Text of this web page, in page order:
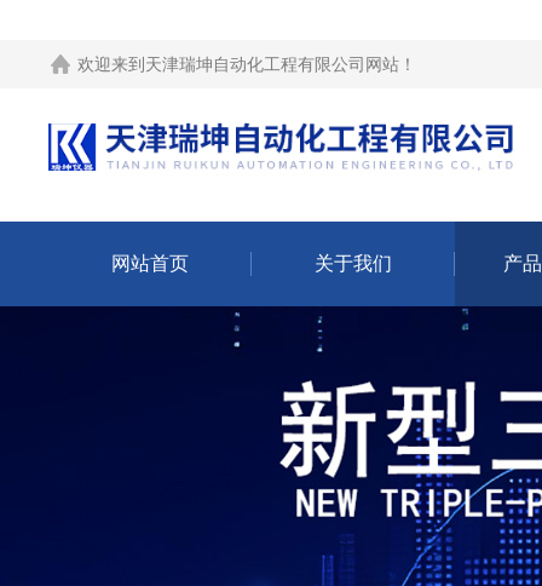
欢迎来到 天津瑞坤自动化工程有限公司网站 ！
网站首页 关于我们 产